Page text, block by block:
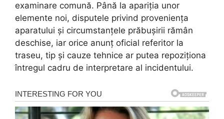
examinare comună. Până la apariția unor
elemente noi, disputele privind proveniența
aparatului și circumstanțele prăbușirii rămân
deschise, iar orice anunț oficial referitor la
traseu, tip și cauze tehnice ar putea repoziționa
întregul cadru de interpretare al incidentului.